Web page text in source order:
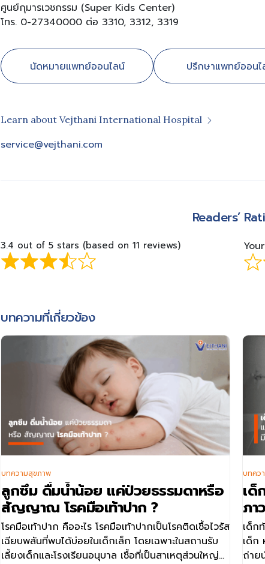
ศูนย์กุมารเวชกรรม (Super Kids Center)
โทร. 0-27340000 ต่อ 3310, 3312, 3319
นัดหมายแพทย์ออนไลน์ ปรึกษาแพทย์ออนไ
Learn about Vejthani International Hospital
service@vejthani.com
Readers’
3.4 out of 5 stars (based on 11 reviews)
บทความที่เกี่ยวข้อง
ลูกซึม ดื่มน้ำน้อย แค่ป่วยธรรมดาหรือ
สัญญาณ โรคมือเท้าปาก ?
โรคมือเท้าปาก คืออะไร โรคมือเท้าปากเป็นโรคติดเชื้อไวรัส
เฉียบพลันที่พบได้บ่อยในเด็กเล็ก โดยเฉพาะในสถานรับ
เลี้ยงเด็กและโรงเรียนอนุบาล เชื้อที่เป็นสาเหตุส่วนใหญ่
บทความสุขภาพ
เด็
ภา
เด็ก
เด็ก
ถ่าย
บทคว